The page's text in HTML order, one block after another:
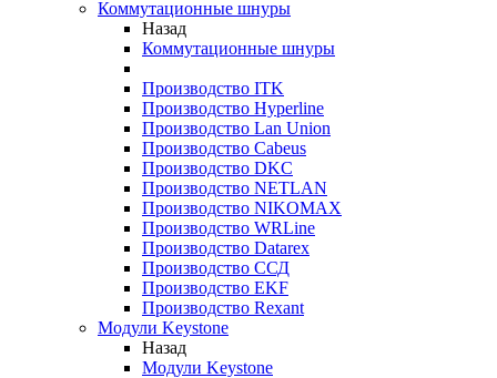
Коммутационные шнуры
Назад
Коммутационные шнуры
Производство ITK
Производство Hyperline
Производство Lan Union
Производство Cabeus
Производство DKC
Производство NETLAN
Производство NIKOMAX
Производство WRLine
Производство Datarex
Производство ССД
Производство EKF
Производство Rexant
Модули Keystone
Назад
Модули Keystone